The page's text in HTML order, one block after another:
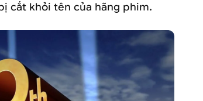
cắt khỏi tên của hãng phim.